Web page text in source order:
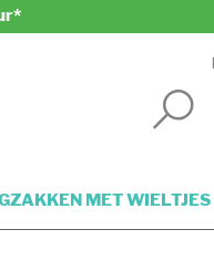
MET WIELTJES